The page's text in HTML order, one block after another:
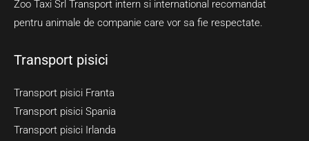
Zoo Taxi Srl Transport intern si international recomandat
pentru animale de companie care vor sa fie respectate.
Transport pisici
Transport pisici Franta
Transport pisici Spania
Transport pisici Irlanda